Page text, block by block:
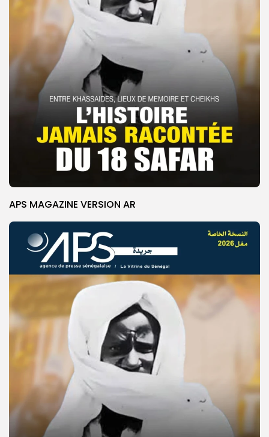
© Copyright 2025, APS
APS MAGAZINE VERSION AR